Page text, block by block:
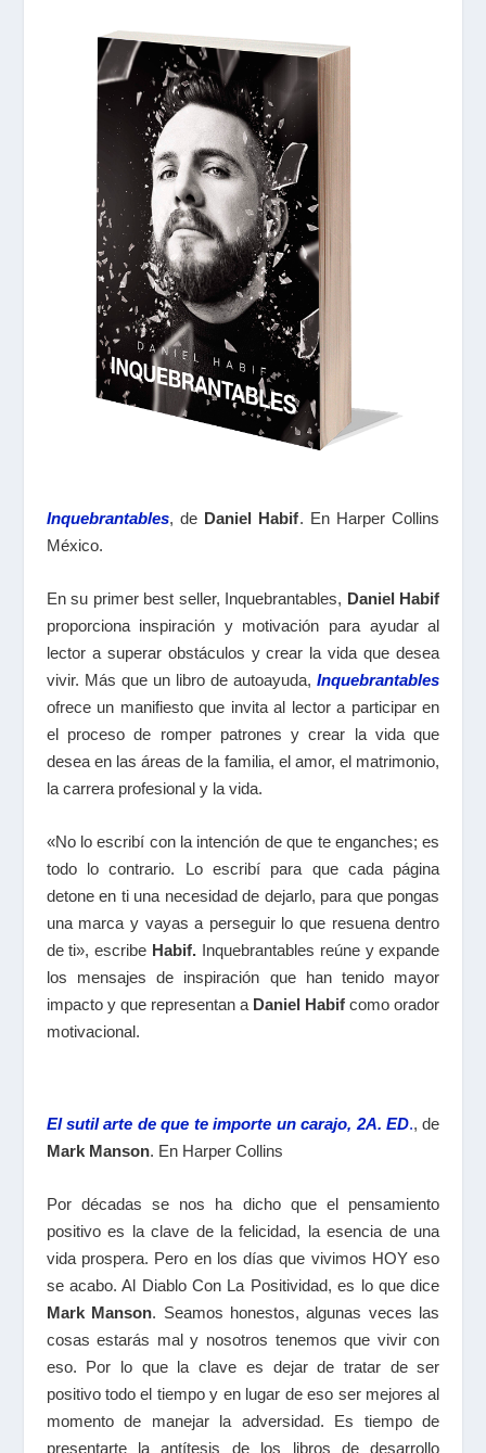
Inquebrantables, de Daniel Habif. En Harper Collins
México.
En su primer best seller, Inquebrantables, Daniel Habif
proporciona inspiración y motivación para ayudar al
lector a superar obstáculos y crear la vida que desea
vivir. Más que un libro de autoayuda, Inquebrantables
ofrece un manifiesto que invita al lector a participar en
el proceso de romper patrones y crear la vida que
desea en las áreas de la familia, el amor, el matrimonio,
la carrera profesional y la vida.
«No lo escribí con la intención de que te enganches; es
todo lo contrario. Lo escribí para que cada página
detone en ti una necesidad de dejarlo, para que pongas
una marca y vayas a perseguir lo que resuena dentro
de ti», escribe Habif. Inquebrantables reúne y expande
los mensajes de inspiración que han tenido mayor
impacto y que representan a Daniel Habif como orador
motivacional.
El sutil arte de que te importe un carajo, 2A. ED., de
Mark Manson. En Harper Collins
Por décadas se nos ha dicho que el pensamiento
positivo es la clave de la felicidad, la esencia de una
vida prospera. Pero en los días que vivimos HOY eso
se acabo. Al Diablo Con La Positividad, es lo que dice
Mark Manson. Seamos honestos, algunas veces las
cosas estarás mal y nosotros tenemos que vivir con
eso. Por lo que la clave es dejar de tratar de ser
positivo todo el tiempo y en lugar de eso ser mejores al
momento de manejar la adversidad. Es tiempo de
presentarte la antítesis de los libros de desarrollo